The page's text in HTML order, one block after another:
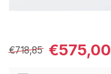
€718,85 €575,00